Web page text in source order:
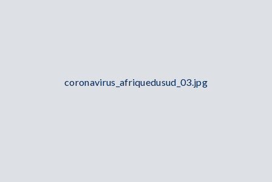
coronavirus_afriquedusud_03.jpg